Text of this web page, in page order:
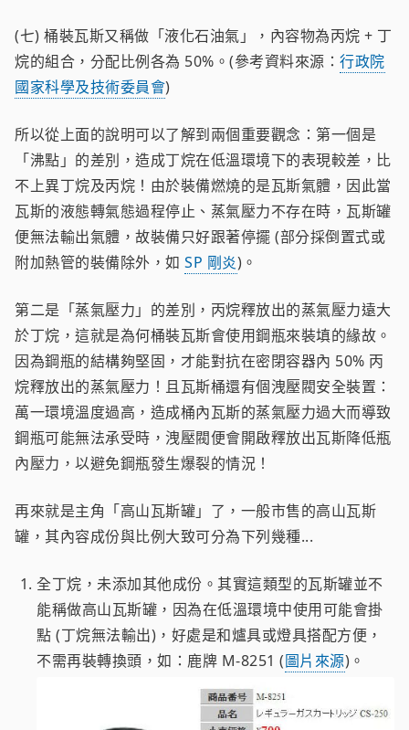
(七) 桶裝瓦斯又稱做「液化石油氣」，內容物為丙烷 + 丁
烷的組合，分配比例各為 50%。(參考資料來源： 行政院
國家科學及技術委員會)
所以從上面的說明可以了解到兩個重要觀念：第一個是
「沸點」的差別，造成丁烷在低溫環境下的表現較差，比
不上異丁烷及丙烷！由於裝備燃燒的是瓦斯氣體，因此當
瓦斯的液態轉氣態過程停止、蒸氣壓力不存在時，瓦斯罐
便無法輸出氣體，故裝備只好跟著停擺 (部分採倒置式或
附加熱管的裝備除外，如 SP 剛炎)。
第二是「蒸氣壓力」的差別，丙烷釋放出的蒸氣壓力遠大
於丁烷，這就是為何桶裝瓦斯會使用鋼瓶來裝填的緣故。
因為鋼瓶的結構夠堅固，才能對抗在密閉容器內 50% 丙
烷釋放出的蒸氣壓力！且瓦斯桶還有個洩壓閥安全裝置：
萬一環境溫度過高，造成桶內瓦斯的蒸氣壓力過大而導致
鋼瓶可能無法承受時，洩壓閥便會開啟釋放出瓦斯降低瓶
內壓力，以避免鋼瓶發生爆裂的情況！
再來就是主角「高山瓦斯罐」了，一般市售的高山瓦斯
罐，其內容成份與比例大致可分為下列幾種...
全丁烷，未添加其他成份。其實這類型的瓦斯罐並不
能稱做高山瓦斯罐，因為在低溫環境中使用可能會掛
點 (丁烷無法輸出)，好處是和爐具或燈具搭配方便，
不需再裝轉換頭，如：鹿牌 M-8251 (圖片來源)。